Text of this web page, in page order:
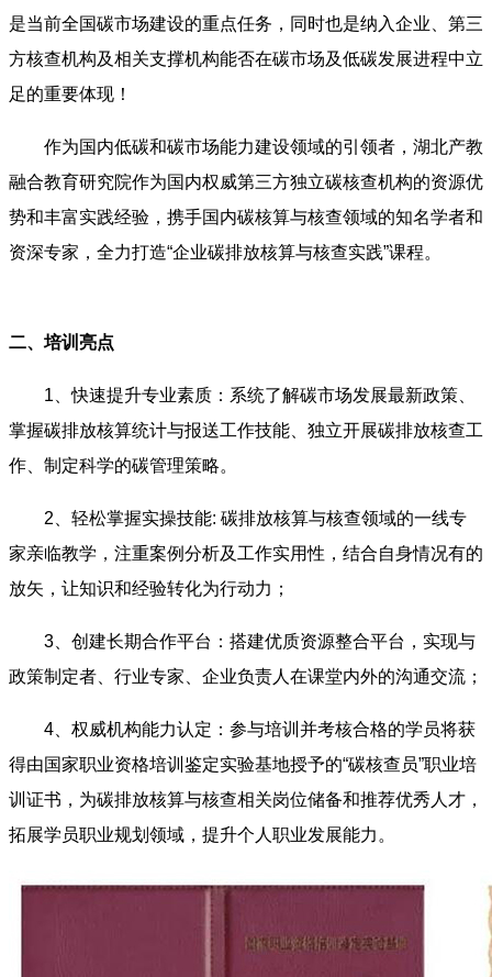
是当前全国碳市场建设的重点任务，同时也是纳入企业、第三
方核查机构及相关支撑机构能否在碳市场及低碳发展进程中立
足的重要体现！
作为国内低碳和碳市场能力建设领域的引领者，湖北产教
融合教育研究院作为国内权威第三方独立碳核查机构的资源优
势和丰富实践经验，携手国内碳核算与核查领域的知名学者和
资深专家，全力打造“企业碳排放核算与核查实践”课程。
二、培训亮点
1、快速提升专业素质：系统了解碳市场发展最新政策、
掌握碳排放核算统计与报送工作技能、独立开展碳排放核查工
作、制定科学的碳管理策略。
2、轻松掌握实操技能: 碳排放核算与核查领域的一线专
家亲临教学，注重案例分析及工作实用性，结合自身情况有的
放矢，让知识和经验转化为行动力；
3、创建长期合作平台：搭建优质资源整合平台，实现与
政策制定者、行业专家、企业负责人在课堂内外的沟通交流；
4、权威机构能力认定：参与培训并考核合格的学员将获
得由国家职业资格培训鉴定实验基地授予的“碳核查员”职业培
训证书，为碳排放核算与核查相关岗位储备和推荐优秀人才，
拓展学员职业规划领域，提升个人职业发展能力。